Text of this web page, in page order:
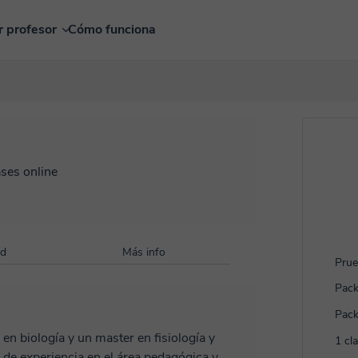
profesor Cómo funciona
1
online
Más info
biología y un master en fisiología y